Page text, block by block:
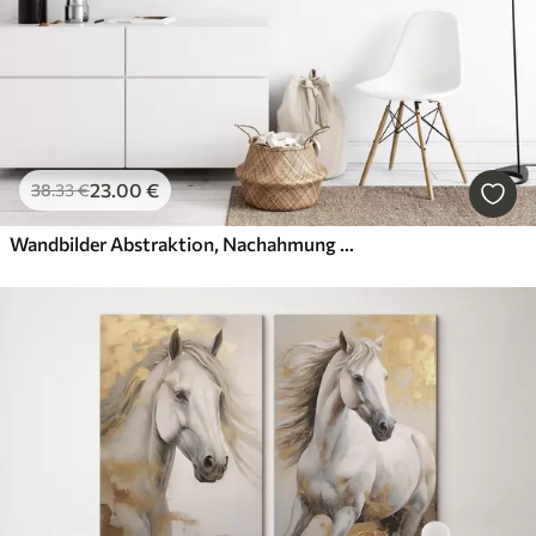
38.33€23.00 €
Wandbilder Abstraktion, Nachahmung der Malerei